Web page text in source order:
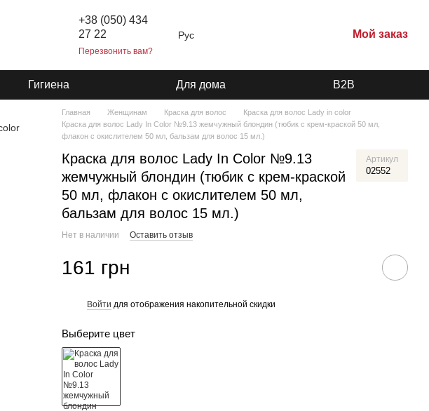
+38 (050) 434
27 22
Перезвонить вам?
Рус Мой заказ
Гигиена Для дома B2B
Главная Женщинам Краска для волос
Краска для волос Lady in color
Краска для волос Lady In Сolor №9.13 жемчужный блондин (тюбик с крем-краской 50 мл,
флакон с окислителем 50 мл, бальзам для волос 15 мл.)
Краска для волос Lady In Сolor №9.13
жемчужный блондин (тюбик с крем-краской
50 мл, флакон с окислителем 50 мл,
бальзам для волос 15 мл.)
Артикул
02552
Нет в наличии Оставить отзыв
161 грн
Войти для отображения накопительной скидки
Выберите цвет